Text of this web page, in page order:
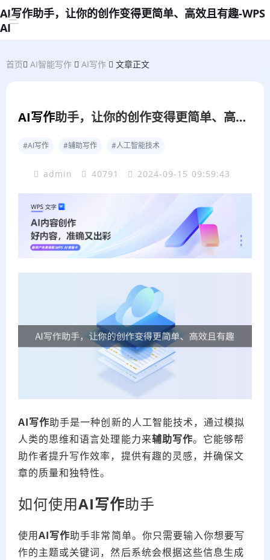
AI写作助手，让你的创作变得更简单、高效且有趣-WPS
AI
首页 AI智能写作 AI写作 文章正文
AI写作助手，让你的创作变得更简单、高效且有趣
#AI写作 #辅助写作 #人工智能技术
admin 40791 2024-09-15 09:59:43
AI写作助手是一种创新的人工智能技术，通过模拟
人类的思维和语言处理能力来辅助写作。它能够帮
助作者提升写作效率，提供有趣的灵感，并确保文
章的质量和独特性。
如何使用AI写作助手
使用AI写作助手非常简单。你只需要输入你想要写
作的主题或关键词，然后系统会根据这些信息生成